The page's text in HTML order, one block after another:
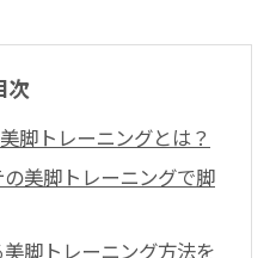
次
脚トレーニングとは？
美脚トレーニングで脚
脚トレーニング方法を